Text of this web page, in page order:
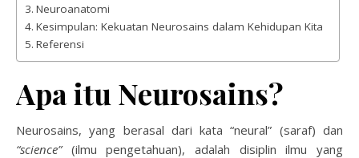
Neuroanatomi
Kesimpulan: Kekuatan Neurosains dalam Kehidupan Kita
Referensi
Apa itu Neurosains?
Neurosains, yang berasal dari kata “neural” (saraf) dan
“science”(ilmu pengetahuan), adalah disiplin ilmu yang